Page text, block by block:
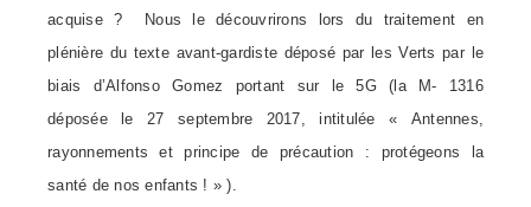
acquise ? Nous le découvrirons lors du traitement en
plénière du texte avant-gardiste déposé par les Verts par le
biais d’Alfonso Gomez portant sur le 5G (la M- 1316
déposée le 27 septembre 2017, intitulée « Antennes,
rayonnements et principe de précaution : protégeons la
santé de nos enfants ! » ).